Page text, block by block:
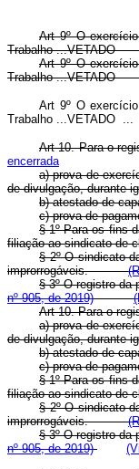
Art 9º O
Trabalho ...VETADO
Art 9º O
Trabalho ...VETADO
Art 9º O
Trabalho ...VETADO ...
Art 10. Para o
encerrada
a) prova de
de divulgação,
b) atestado de
c) prova de
§ 1º Para os fins
filiação ao
§ 2º O sindicato
improrrogáveis.
§ 3º O registro
nº 905, de 2019)
Art 10. Para o
a) prova de
de divulgação,
b) atestado de
c) prova de
§ 1º Para os fins
filiação ao
§ 2º O sindicato
improrrogáveis.
§ 3º O registro
nº 905, de 2019)